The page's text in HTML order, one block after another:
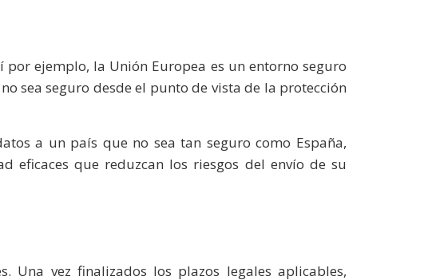
ejemplo, la Unión Europea es un entorno seguro
sea seguro desde el punto de vista de la protección
a un país que no sea tan seguro como España,
eficaces que reduzcan los riesgos del envío de su
Una vez finalizados los plazos legales aplicables,